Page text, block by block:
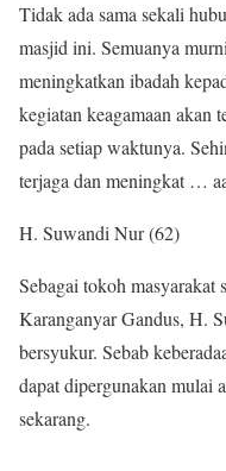
Tidak ada sama sekali
masjid ini. Semuanya
meningkatkan ibadah
kegiatan keagamaan akan
pada setiap waktunya.
terjaga dan meningkat …
H. Suwandi Nur (62)
Sebagai tokoh
Karanganyar Gandus, H.
bersyukur. Sebab
dapat dipergunakan mulai
sekarang.